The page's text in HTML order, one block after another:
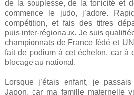
de la souplesse, de la tonicité et
commence le judo, j’adore.
compétition, et fais des titres
puis inter-régionaux. Je suis
championnats de France fédé et
fait de podium à cet échelon, car à
blocage au national.
Lorsque j’étais enfant, je
Japon, car ma famille maternelle